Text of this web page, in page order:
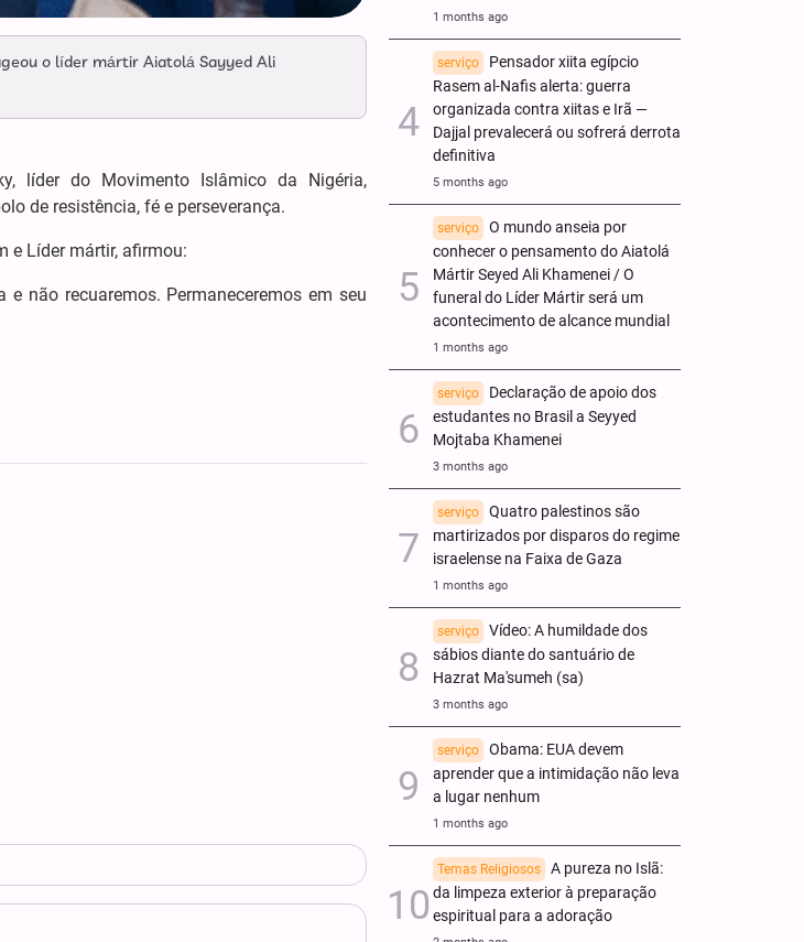
o líder mártir Aiatolá Sayyed Ali
líder do Movimento Islâmico da Nigéria,
de resistência, fé e perseverança.
e Líder mártir, afirmou:
não recuaremos. Permaneceremos em seu
1 months ago
serviço
Pensador xiita egípcio
Rasem al-Nafis alerta: guerra
organizada contra xiitas e Irã —
Dajjal prevalecerá ou sofrerá derrota
definitiva
5 months ago
serviço
O mundo anseia por
conhecer o pensamento do Aiatolá
Mártir Seyed Ali Khamenei / O
funeral do Líder Mártir será um
acontecimento de alcance mundial
1 months ago
serviço
Declaração de apoio dos
estudantes no Brasil a Seyyed
Mojtaba Khamenei
3 months ago
serviço
Quatro palestinos são
martirizados por disparos do regime
israelense na Faixa de Gaza
1 months ago
serviço
Vídeo: A humildade dos
sábios diante do santuário de
Hazrat Ma'sumeh (sa)
3 months ago
serviço
Obama: EUA devem
aprender que a intimidação não leva
a lugar nenhum
1 months ago
Temas Religiosos
A pureza no Islã:
da limpeza exterior à preparação
espiritual para a adoração